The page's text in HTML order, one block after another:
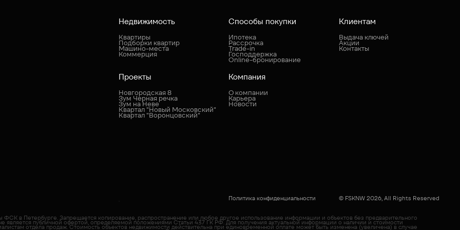
Недвижимость
Квартиры
Подборки квартир
Машино-места
Коммерция
Способы покупки
Ипотека
Рассрочка
Trade-in
Господдержка
Online-бронирование
Клиентам
Выдача ключей
Акции
Контакты
Проекты
Новгородская 8
Зум Черная речка
Зум на Неве
Квартал "Новый Московский"
Квартал "Воронцовский"
Компания
О компании
Карьера
Новости
Политика конфиденциальности © FSKNW 2026, All Rights Reserved
ФСК в Петербурге. Запрещается копирование, распространение или любое другое использование информации и объектов без предварительного
является публичной офертой, определяемой положениями Статьи 437 ГК РФ. Для получения актуальной информации о наличии и стоимости
отдела продаж. Cтоимость объектов недвижимости действительна при единовременной оплате может быть изменена (увеличена) в случае